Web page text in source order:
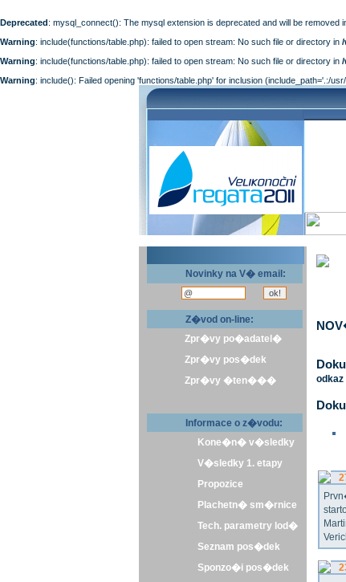
Deprecated: mysql_connect(): The mysql extension is deprecated and will be removed
Warning: include(functions/table.php): failed to open stream: No such file or directory in /
Warning: include(functions/table.php): failed to open stream: No such file or directory in /
Warning: include(): Failed opening 'functions/table.php' for inclusion (include_path='.:/
Novinky na V� email:
Z�vod on-line:
Zpr�vy po�adatel�
Zpr�vy pos�dek
Zpr�vy �ten���
Informace o z�vodu:
Kone�n� v�sledky
V�sledky 1. etapy
Propozice
Plachetn� sm�rnice
Tech. parametry lod�
Seznam pos�dek
Sponzo�i pos�dek
odkaz